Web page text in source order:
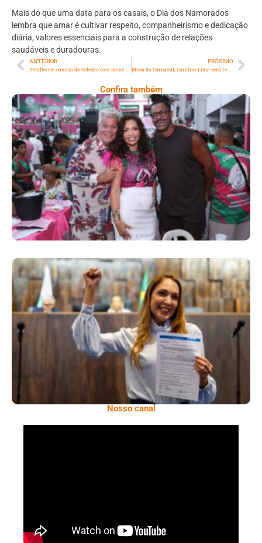
Mais do que uma data para os casais, o Dia dos Namorados
lembra que amar é cultivar respeito, companheirismo e dedicação
diária, valores essenciais para a construção de relações
saudáveis e duradouras.
ANTERIOR PRÓXIMO
Musa do Carnaval, Caroline Lima será repórter da TV África Biso
Confira também
Comunidade Mangueirense Solta A Voz E
Classifca O Samba 3 Para A Próxima Fase
Projeto Aprovado Na Alerj Fortalece
Resposta Do SUS Antes Do Período De
Maior Risco Da Dengue
Nosso canal